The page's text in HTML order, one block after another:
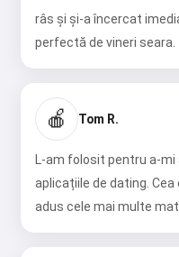
râs și și-a încercat
perfectă de vineri seara.
🍎 Tom R.
L-am folosit pentru a-
aplicațiile de dating.
adus cele mai multe